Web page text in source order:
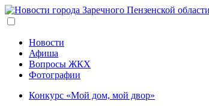
Перейти
к
содержанию
Новости
Афиша
Вопросы ЖКХ
Фотографии
Конкурс «Мой дом, мой двор»